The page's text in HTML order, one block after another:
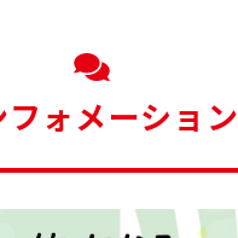
フォメーション